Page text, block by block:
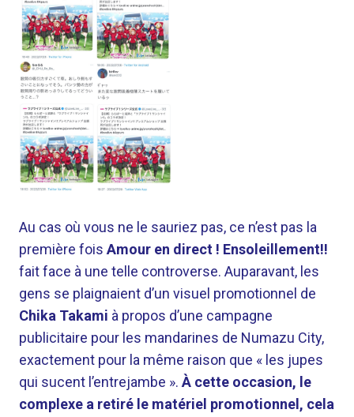
Au cas où vous ne le sauriez pas, ce n’est pas la
première fois Amour en direct ! Ensoleillement!!
fait face à une telle controverse. Auparavant, les
gens se plaignaient d’un visuel promotionnel de
Chika Takami à propos d’une campagne
publicitaire pour les mandarines de Numazu City,
exactement pour la même raison que « les jupes
qui sucent l’entrejambe ». À cette occasion, le
complexe a retiré le matériel promotionnel, cela